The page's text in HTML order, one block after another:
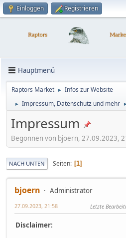
Einloggen Registrieren
Hauptmenü
Raptors Market ► Infos zur Website
► Impressum, Datenschutz und mehr
Impressum
Begonnen von bjoern, 27.09.2023,
NACH UNTEN Seiten 1
bjoern Administrator
27.09.2023, 21:58 Letzte
Disclaimer: